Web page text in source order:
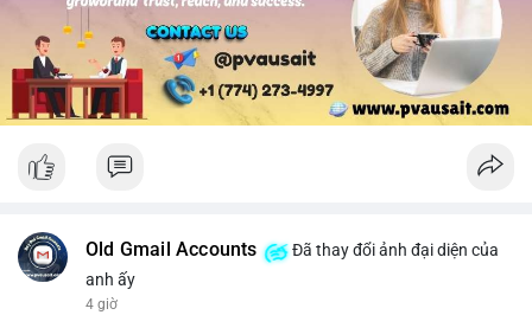
Old Gmail Accounts
Đã thay đổi ảnh đại diện của
anh ấy
4 giờ